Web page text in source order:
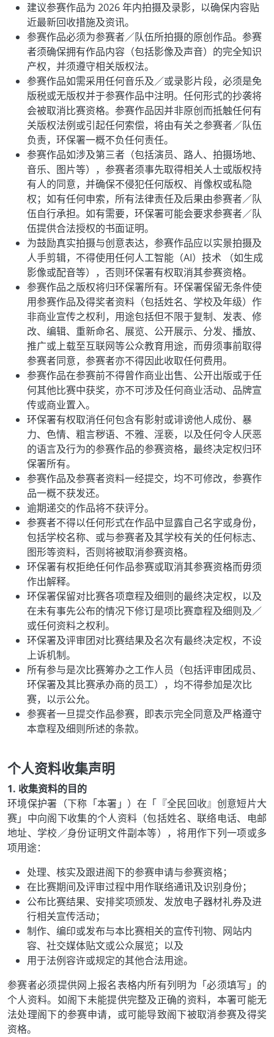
建议参赛作品为 2026 年内拍摄及录影，以确保内容贴
近最新回收措施及资讯。
参赛作品必须为参赛者／队伍所拍摄的原创作品。参赛
者须确保拥有作品内容（包括影像及声音）的完全知识
产权，并须遵守相关版权法。
参赛作品如需采用任何音乐及／或录影片段，必须是免
版税或无版权并于参赛作品中注明。任何形式的抄袭将
会被取消比赛资格。参赛作品因并非原创而抵触任何有
关版权法例或引起任何索偿，将由有关之参赛者／队伍
负责，环保署一概不负任何责任。
参赛作品如涉及第三者（包括演员、路人、拍摄场地、
音乐、图片等），参赛者须事先取得相关人士或版权持
有人的同意，并确保不侵犯任何版权、肖像权或私隐
权；如有任何申索，所有法律责任及后果由参赛者／队
伍自行承担。如有需要，环保署可能会要求参赛者／队
伍提供合法授权的书面证明。
为鼓励真实拍摄与创意表达，参赛作品应以实景拍摄及
人手剪辑，不得使用任何人工智能（AI）技术 （如生成
影像或配音等），否则环保署有权取消其参赛资格。
参赛作品之版权将归环保署所有。环保署保留无条件使
用参赛作品及得奖者资料（包括姓名、学校及年级）作
非商业宣传之权利，用途包括但不限于复制、发表、修
改、编辑、重新命名、展览、公开展示、分发、播放、
推广或上载至互联网等公众教育用途，而毋须事前取得
参赛者同意，参赛者亦不得因此收取任何费用。
参赛作品在参赛前不得曾作商业出售、公开出版或于任
何其他比赛中获奖，亦不可涉及任何商业活动、品牌宣
传或商业置入。
环保署有权取消任何包含有影射或诽谤他人成份、暴
力、色情、粗言秽语、不雅、淫亵，以及任何令人厌恶
的语言及行为的参赛作品的参赛资格，最终决定权归环
保署所有。
参赛作品及参赛者资料一经提交，均不可修改，参赛作
品一概不获发还。
逾期递交的作品将不获评分。
参赛者不得以任何形式在作品中显露自己名字或身份，
包括学校名称、或与参赛者及其学校有关的任何标志、
图形等资料，否则将被取消参赛资格。
环保署有权拒绝任何作品参赛或取消其参赛资格而毋须
作出解释。
环保署保留对比赛各项章程及细则的最终决定权，以及
在未有事先公布的情况下修订是项比赛章程及细则及／
或任何资料之权利。
环保署及评审团对比赛结果及名次有最终决定权，不设
上诉机制。
所有参与是次比赛筹办之工作人员（包括评审团成员、
环保署及其比赛承办商的员工），均不得参加是次比
赛，以示公允。
参赛者一旦提交作品参赛，即表示完全同意及严格遵守
本章程及细则所述的条款。
个人资料收集声明
1. 收集资料的目的
环境保护署（下称「本署」）在「『全民回收』创意短片大
赛」中向阁下收集的个人资料（包括姓名、联络电话、电邮
地址、学校／身份证明文件副本等），将用作下列一项或多
项用途：
处理、核实及跟进阁下的参赛申请与参赛资格；
在比赛期间及评审过程中用作联络通讯及识别身份；
公布比赛结果、安排奖项颁发、发放电子器材礼券及进
行相关宣传活动；
制作、编印或发布与本比赛相关的宣传刊物、网站内
容、社交媒体贴文或公众展览；以及
用于法例容许或规定的其他合法用途。
参赛者必须提供网上报名表格内所有列明为「必须填写」的
个人资料。如阁下未能提供完整及正确的资料，本署可能无
法处理阁下的参赛申请，或可能导致阁下被取消参赛及得奖
资格。